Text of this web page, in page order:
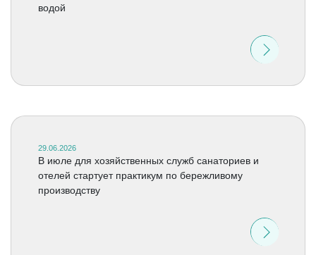
водой
29.06.2026
В июле для хозяйственных служб санаториев и
отелей стартует практикум по бережливому
производству